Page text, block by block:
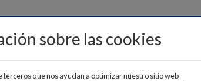
sobre las cookies
terceros que nos ayudan a optimizar nuestro sitio web